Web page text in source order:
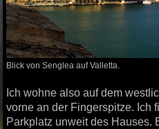
Blick von Senglea auf Valletta.
Ich wohne also auf dem
vorne an der Fingerspitze. Ich
Parkplatz unweit des Hauses.